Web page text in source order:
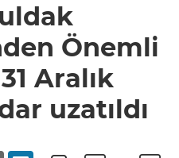
31 Aralık
tarihine kadar
uzatıldı
Önemli
Aralık
uzatıldı